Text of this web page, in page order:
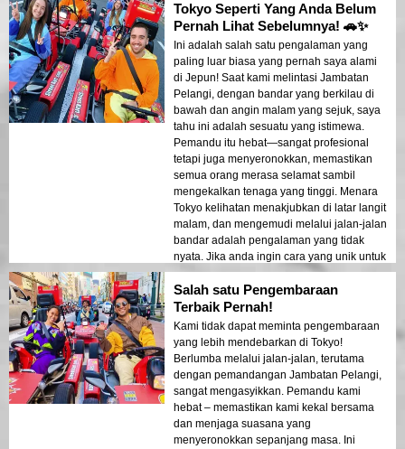
Tokyo Seperti Yang Anda Belum
Pernah Lihat Sebelumnya! 🚗✨
Ini adalah salah satu pengalaman yang
paling luar biasa yang pernah saya alami
di Jepun! Saat kami melintasi Jambatan
Pelangi, dengan bandar yang berkilau di
bawah dan angin malam yang sejuk, saya
tahu ini adalah sesuatu yang istimewa.
Pemandu itu hebat—sangat profesional
tetapi juga menyeronokkan, memastikan
semua orang merasa selamat sambil
mengekalkan tenaga yang tinggi. Menara
Tokyo kelihatan menakjubkan di latar langit
malam, dan mengemudi melalui jalan-jalan
bandar adalah pengalaman yang tidak
nyata. Jika anda ingin cara yang unik untuk
meneroka Tokyo, inilah dia!
Salah satu Pengembaraan
Terbaik Pernah!
Kami tidak dapat meminta pengembaraan
yang lebih mendebarkan di Tokyo!
Berlumba melalui jalan-jalan, terutama
dengan pemandangan Jambatan Pelangi,
sangat mengasyikkan. Pemandu kami
hebat – memastikan kami kekal bersama
dan menjaga suasana yang
menyeronokkan sepanjang masa. Ini